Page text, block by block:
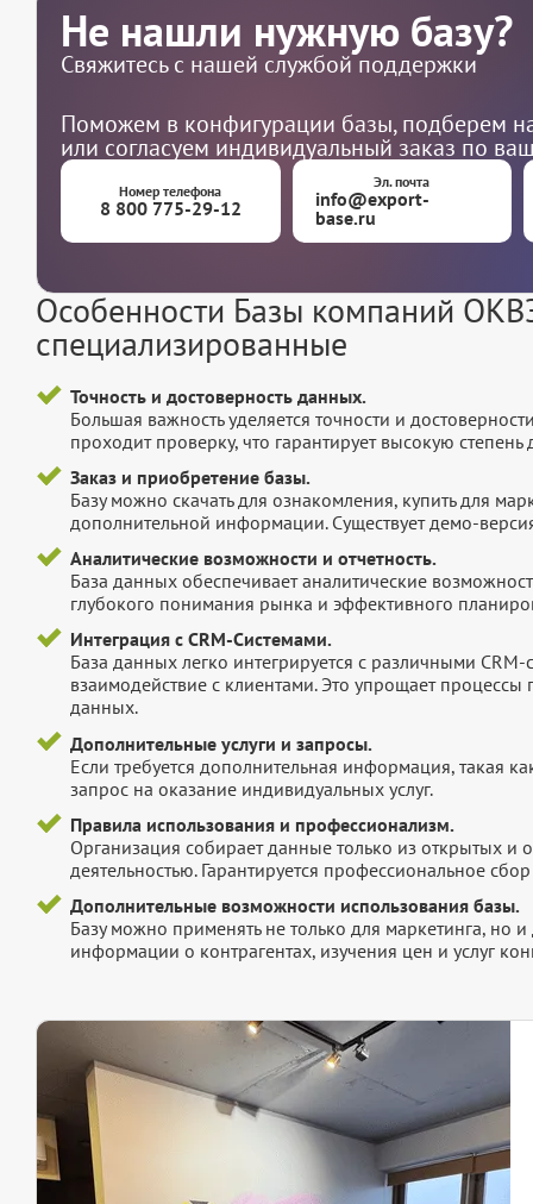
Не нашли нужную базу?
Свяжитесь с нашей службой поддержки
Поможем в конфигурации базы, подберем
или согласуем индивидуальный заказ по
Номер телефона
8 800 775-29-12
Эл. почта
info@export-
base.ru
Особенности Базы компаний
специализированные
Точность и достоверность данных.
Большая важность уделяется точности и
проходит проверку, что гарантирует высокую
Заказ и приобретение базы.
Базу можно скачать для ознакомления, купить для
дополнительной информации. Существует демо-
Аналитические возможности и отчетность.
База данных обеспечивает аналитические
глубокого понимания рынка и эффективного
Интеграция с CRM-Системами.
База данных легко интегрируется с различными
взаимодействие с клиентами. Это упрощает
данных.
Дополнительные услуги и запросы.
Если требуется дополнительная информация, такая
запрос на оказание индивидуальных услуг.
Правила использования и профессионализм.
Организация собирает данные только из открытых и
деятельностью. Гарантируется профессиональное
Дополнительные возможности использования базы.
Базу можно применять не только для маркетинга, но
информации о контрагентах, изучения цен и услуг